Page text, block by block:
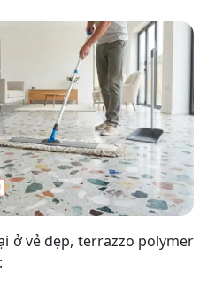
ở vẻ đẹp, terrazzo polymer